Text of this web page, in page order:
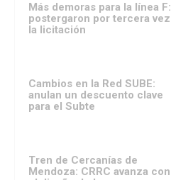
Más demoras para la línea F:
postergaron por tercera vez
la licitación
Cambios en la Red SUBE:
anulan un descuento clave
para el Subte
Tren de Cercanías de
Mendoza: CRRC avanza con